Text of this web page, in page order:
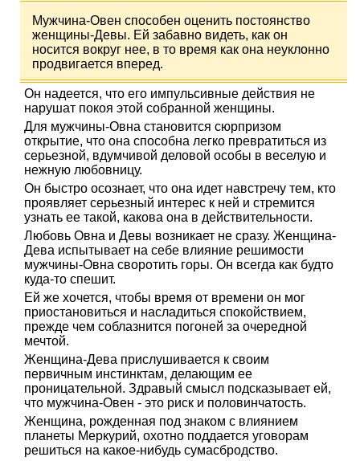
Мужчина-Овен способен оценить постоянство
женщины-Девы. Ей забавно видеть, как он
носится вокруг нее, в то время как она неуклонно
продвигается вперед.
Он надеется, что его импульсивные действия не
нарушат покоя этой собранной женщины.
Для мужчины-Овна становится сюрпризом
открытие, что она способна легко превратиться из
серьезной, вдумчивой деловой особы в веселую и
нежную любовницу.
Он быстро осознает, что она идет навстречу тем, кто
проявляет серьезный интерес к ней и стремится
узнать ее такой, какова она в действительности.
Любовь Овна и Девы возникает не сразу. Женщина-
Дева испытывает на себе влияние решимости
мужчины-Овна своротить горы. Он всегда как будто
куда-то спешит.
Ей же хочется, чтобы время от времени он мог
приостановиться и насладиться спокойствием,
прежде чем соблазнится погоней за очередной
мечтой.
Женщина-Дева прислушивается к своим
первичным инстинктам, делающим ее
проницательной. Здравый смысл подсказывает ей,
что мужчина-Овен - это риск и половинчатость.
Женщина, рожденная под знаком с влиянием
планеты Меркурий, охотно поддается уговорам
решиться на какое-нибудь сумасбродство.